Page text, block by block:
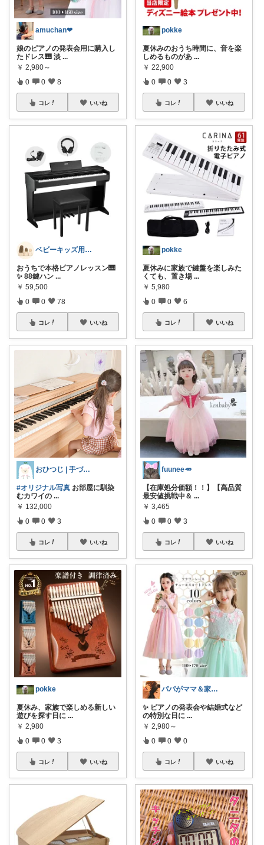
amuchan❤︎
娘のピアノの発表会用に購入し
たドレス🎹 淡 ...
￥ 2,980～
0 0 8
コレ いいね
ベビーキッズ用品⭐︎日用品
おうちで本格ピアノレッスン🎹
✨ 88鍵ハン ...
￥ 59,500
0 0 78
コレ いいね
おひつじ | 手づくりのある暮らし🧵
#オリジナル写真 お部屋に馴染
むカワイの ...
￥ 132,000
0 0 3
コレ いいね
pokke
夏休み、家族で楽しめる新しい
遊びを探す日に ...
￥ 2,980
0 0 3
コレ いいね
pokke
夏休みのおうち時間に、音を楽
しめるものがあ ...
￥ 22,900
0 0 3
コレ いいね
pokke
夏休みに家族で鍵盤を楽しみた
くても、置き場 ...
￥ 5,980
0 0 6
コレ いいね
fuunee🥕
【在庫処分価額！！】【高品質
最安値挑戦中＆ ...
￥ 3,465
0 0 3
コレ いいね
パパがママ＆家族の笑顔の為に選ぶ品😆
✨ ピアノの発表会や結婚式など
の特別な日に ...
￥ 2,980～
0 0 0
コレ いいね